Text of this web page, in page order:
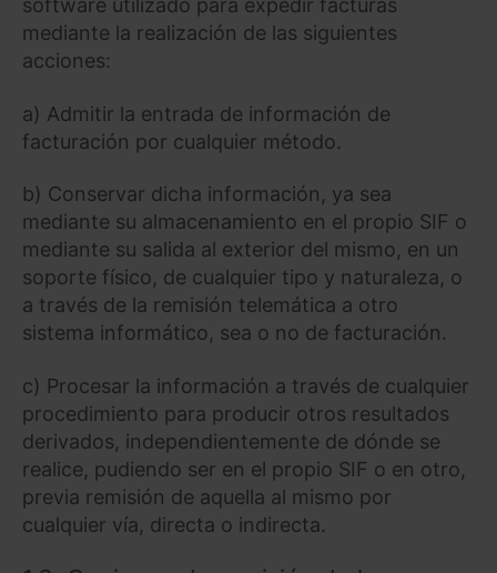
software utilizado para expedir facturas
mediante la realización de las siguientes
acciones:
a) Admitir la entrada de información de
facturación por cualquier método.
b) Conservar dicha información, ya sea
mediante su almacenamiento en el propio SIF o
mediante su salida al exterior del mismo, en un
soporte físico, de cualquier tipo y naturaleza, o
a través de la remisión telemática a otro
sistema informático, sea o no de facturación.
c) Procesar la información a través de cualquier
procedimiento para producir otros resultados
derivados, independientemente de dónde se
realice, pudiendo ser en el propio SIF o en otro,
previa remisión de aquella al mismo por
cualquier vía, directa o indirecta.